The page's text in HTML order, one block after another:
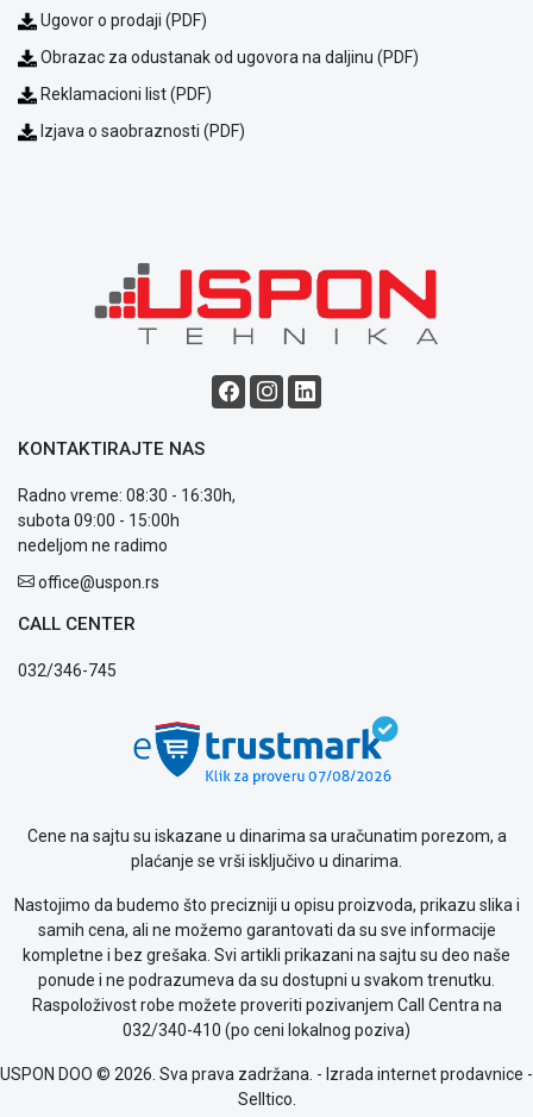
Isporuka
Podrška
Opšti
uslovi
poslovanja
Saobraznost
privatnosti
OUTLET
Kontakt
WEB
KREDIT
Ugovor o prodaji (PDF)
Obrazac za odustanak od ugovora na daljinu (PDF)
Reklamacioni list (PDF)
Izjava o saobraznosti (PDF)
KONTAKTIRAJTE NAS
Radno vreme: 08:30 - 16:30h,
subota 09:00 - 15:00h
nedeljom ne radimo
office@uspon.rs
CALL CENTER
032/346-745
Cene na sajtu su iskazane u dinarima sa uračunatim porezom, a
plaćanje se vrši isključivo u dinarima.
Nastojimo da budemo što precizniji u opisu proizvoda, prikazu slika i
samih cena, ali ne možemo garantovati da su sve informacije
kompletne i bez grešaka. Svi artikli prikazani na sajtu su deo naše
ponude i ne podrazumeva da su dostupni u svakom trenutku.
Raspoloživost robe možete proveriti pozivanjem Call Centra na
032/340-410 (po ceni lokalnog poziva)
USPON DOO © 2026. Sva prava zadržana. - Izrada internet prodavnice -
Selltico.